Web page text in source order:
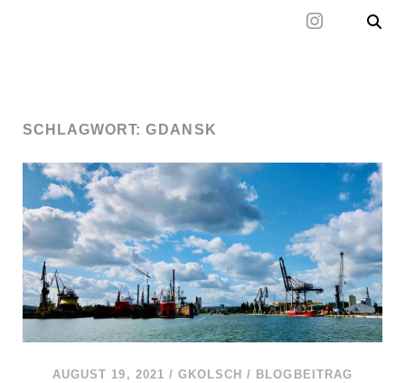
SCHLAGWORT:GDANSK
AUGUST 19, 2021 / GKOLSCH / BLOGBEITRAG